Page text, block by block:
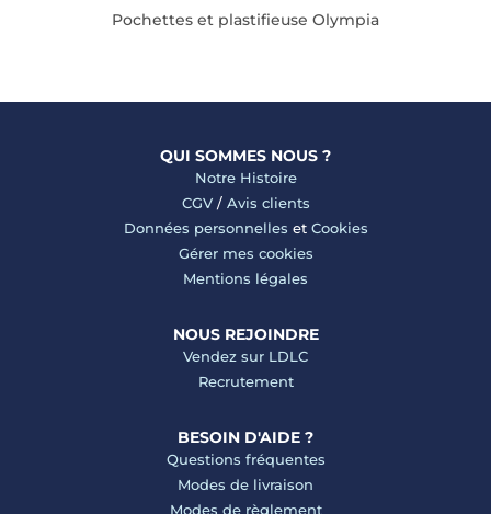
Pochettes et plastifieuse Olympia
QUI SOMMES NOUS ?
Notre Histoire
CGV/ Avis clients
Données personnelles et Cookies
Gérer mes cookies
Mentions légales
NOUS REJOINDRE
Vendez sur LDLC
Recrutement
BESOIN D'AIDE ?
Questions fréquentes
Modes de livraison
Modes de règlement